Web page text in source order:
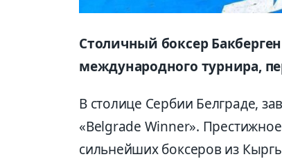
Столичный боксер
международного турнира,
В столице Сербии Белграде,
«Belgrade Winner».
сильнейших боксеров из